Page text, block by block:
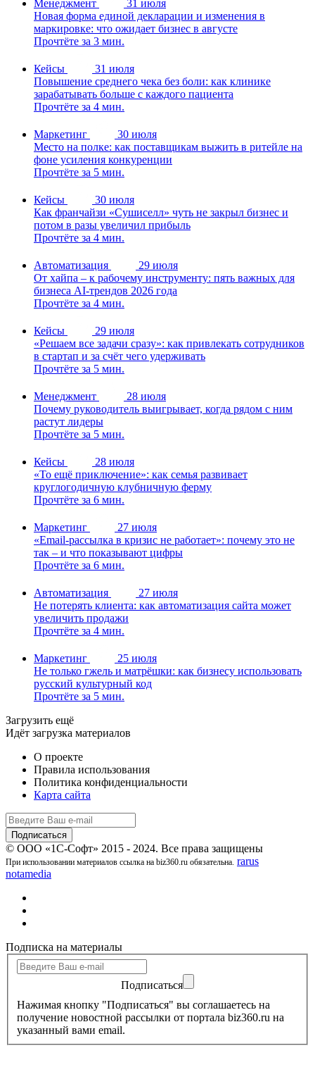
Менеджмент
31 июля
Новая форма единой декларации и изменения в
маркировке: что ожидает бизнес в августе
Прочтёте за 3 мин.
Кейсы
31 июля
Повышение среднего чека без боли: как клинике
зарабатывать больше с каждого пациента
Прочтёте за 4 мин.
Маркетинг
30 июля
Место на полке: как поставщикам выжить в ритейле на
фоне усиления конкуренции
Прочтёте за 5 мин.
Кейсы
30 июля
Как франчайзи «Сушиселл» чуть не закрыл бизнес и
потом в разы увеличил прибыль
Прочтёте за 4 мин.
Автоматизация
29 июля
От хайпа – к рабочему инструменту: пять важных для
бизнеса AI-трендов 2026 года
Прочтёте за 4 мин.
Кейсы
29 июля
«Решаем все задачи сразу»: как привлекать сотрудников
в стартап и за счёт чего удерживать
Прочтёте за 5 мин.
Менеджмент
28 июля
Почему руководитель выигрывает, когда рядом с ним
растут лидеры
Прочтёте за 5 мин.
Кейсы
28 июля
«То ещё приключение»: как семья развивает
круглогодичную клубничную ферму
Прочтёте за 6 мин.
Маркетинг
27 июля
«Email-рассылка в кризис не работает»: почему это не
так – и что показывают цифры
Прочтёте за 6 мин.
Автоматизация
27 июля
Не потерять клиента: как автоматизация сайта может
увеличить продажи
Прочтёте за 4 мин.
Маркетинг
25 июля
Не только гжель и матрёшки: как бизнесу использовать
русский культурный код
Прочтёте за 5 мин.
Загрузить ещё
Идёт загрузка материалов
О проекте
Правила использования
Политика конфиденциальности
Карта сайта
© ООО «1С-Софт» 2015 - 2024. Все права защищены
При использовании материалов ссылка на biz360.ru обязательна. rarus
notamedia
Подписка на материалы
Подписаться
Нажимая кнопку "Подписаться" вы соглашаетесь на
получение новостной рассылки от портала biz360.ru на
указанный вами email.